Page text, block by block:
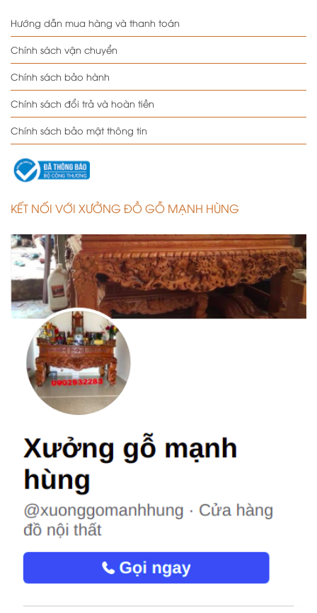
Hướng dẫn mua hàng và thanh toán
Chính sách vận chuyển
Chính sách bảo hành
Chính sách đổi trả và hoàn tiền
Chính sách bảo mật thông tin
KẾT NỐI VỚI XƯỞNG ĐỒ GỖ MẠNH HÙNG